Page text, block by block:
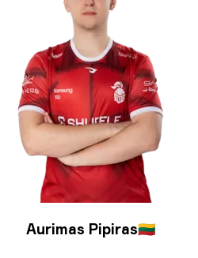
Aurimas Pipiras🇱🇹